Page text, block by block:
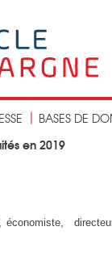
BASES DE
en 2019
économiste,